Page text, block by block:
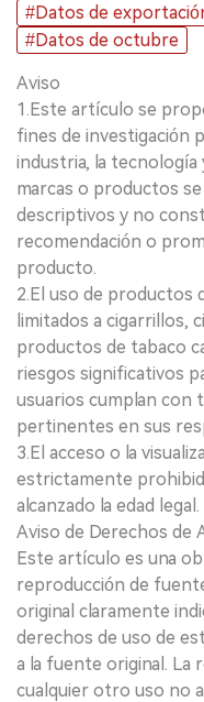
#Datos de
#Datos de octubre
Aviso
1.Este artículo se
fines de investigación
industria, la tecnología
marcas o productos
descriptivos y no
recomendación o
producto.
2.El uso de productos
limitados a cigarrillos,
productos de tabaco
riesgos significativos
usuarios cumplan con
pertinentes en sus
3.El acceso o la
estrictamente
alcanzado la edad legal.
Aviso de Derechos de
Este artículo es una
reproducción de
original claramente
derechos de uso de
a la fuente original. La
cualquier otro uso no